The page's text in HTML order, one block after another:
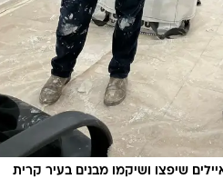
שיפצו ושיקמו מבנים בעיר קרית